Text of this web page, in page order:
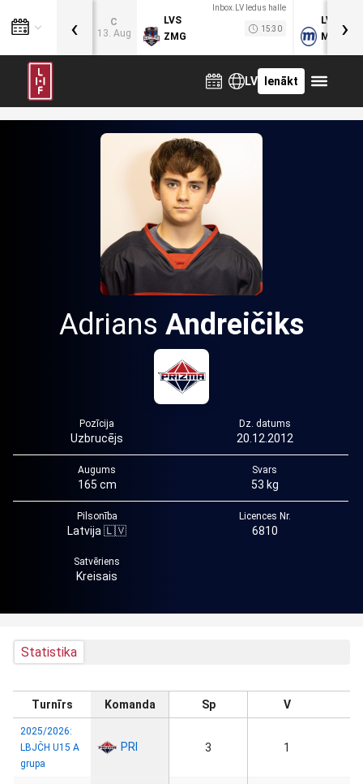
C
13. Aug
Inbox.LV ledus halle
LVS
ZMG
15:30
LVB
MOG
‹ ›
LV Ienākt
Adrians Andreičiks
Pozīcija
Uzbrucējs
Dz. datums
20.12.2012
Augums
165 cm
Svars
53 kg
Pilsonība
Latvija 🇱🇻
Licences Nr.
6810
Satvēriens
Kreisais
Statistika
Turnīrs Komanda Sp V
2025/2026:
LBJČH U15 A
grupa
PRI 3 1